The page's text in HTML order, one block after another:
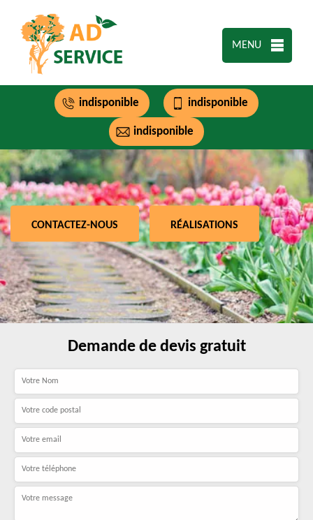
MENU
indisponible indisponible
indisponible
CONTACTEZ-NOUS RÉALISATIONS
Demande de devis gratuit